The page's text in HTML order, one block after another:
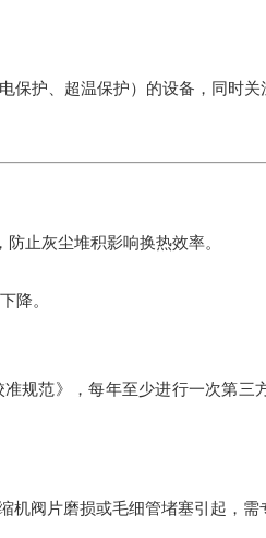
保护、超温保护）的设备，同时
止灰尘堆积影响换热效率。
降。
规范》，每年至少进行一次第三
阀片磨损或毛细管堵塞引起，需